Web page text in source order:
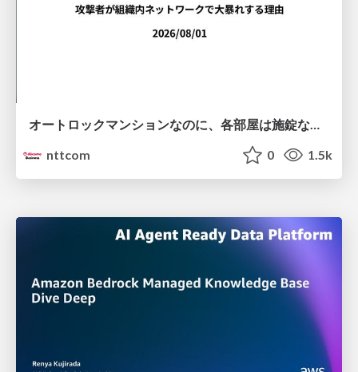
オートロックマンションなのに、各部屋は施錠なし！？ 攻撃者が組織内ネットワークで大暴れする理由 / The Front Door Is Locked, but the Rooms Are Wide Open: Why Attackers Move Freely Inside Enterprise Networks
nttcom
0 1.5k